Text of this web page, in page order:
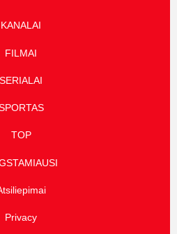
KANALAI
FILMAI
SERIALAI
TOP
Privacy